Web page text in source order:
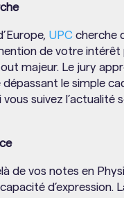
UPC cherche
de votre intérêt
majeur. Le jury
le simple
suivez l’actualité
de vos notes en
d’expression.